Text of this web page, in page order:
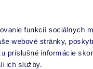
funkcií sociálnych
webové stránky,
príslušné informácie
ich služby.